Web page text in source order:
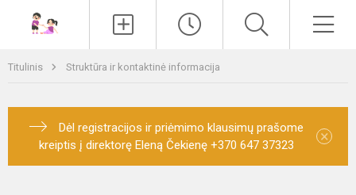
Titulinis Struktūra ir kontaktinė informacija
Dėl registracijos ir priėmimo klausimų prašome
kreiptis į direktorę Eleną Čekienę +370 647 37323
×